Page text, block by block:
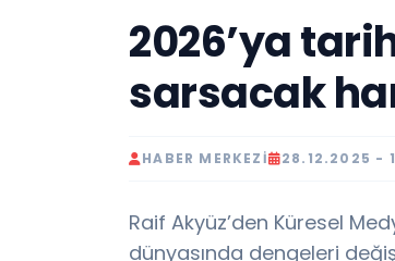
2026’ya
sarsacak
HABER MERKEZI 28.12.2025 -
Raif Akyüz’den Küresel
dünyasında dengeleri